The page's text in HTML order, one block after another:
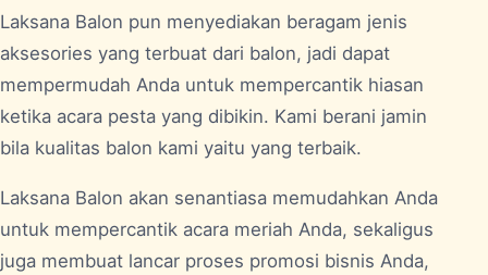
Laksana Balon pun menyediakan beragam jenis
aksesories yang terbuat dari balon, jadi dapat
mempermudah Anda untuk mempercantik hiasan
ketika acara pesta yang dibikin. Kami berani jamin
bila kualitas balon kami yaitu yang terbaik.
Laksana Balon akan senantiasa memudahkan Anda
untuk mempercantik acara meriah Anda, sekaligus
juga membuat lancar proses promosi bisnis Anda,